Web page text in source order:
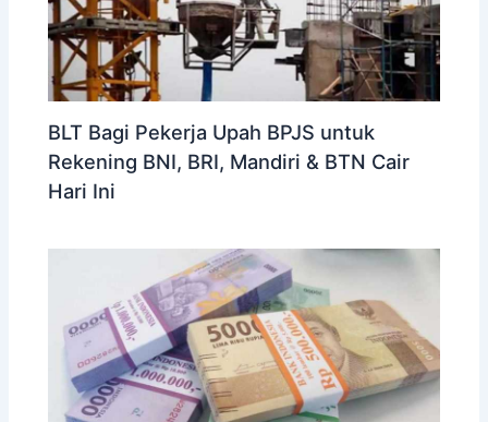
BLT Bagi Pekerja Upah BPJS untuk
Rekening BNI, BRI, Mandiri & BTN Cair
Hari Ini